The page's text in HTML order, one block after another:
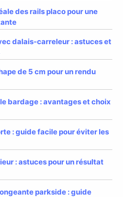
des rails placo pour une
dalais-carreleur : astuces et
de 5 cm pour un rendu
bardage : avantages et choix
: guide facile pour éviter les
: astuces pour un résultat
parkside : guide